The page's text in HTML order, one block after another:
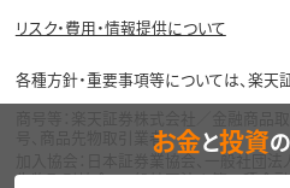
リスク・費用・情報提供について
各種方針・重要事項等については、楽天
商号等：楽天証券株式会社／金融商品
号、商品先物取引業者
加入協会：日本証券業協会、一般社団
先物取引協会、一般社団法人第二種金
お金と投資